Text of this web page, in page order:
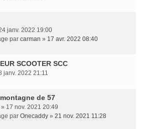
janv. 2022 19:00
par carman » 17 avr. 2022 08:40
SCOOTER SCC
janv. 2022 21:11
de 57
» 17 nov. 2021 20:49
par Onecaddy » 21 nov. 2021 11:28